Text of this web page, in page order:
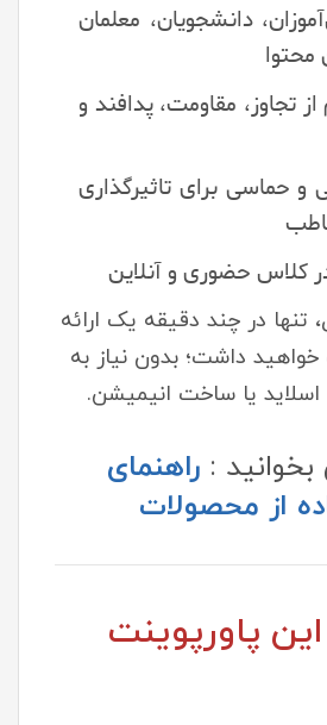
دانشجویان، معلمان
محتوا
تجاوز، مقاومت، پدافند و
حماسی برای تاثیرگذاری
کلاس حضوری و آنلاین
تنها در چند دقیقه یک ارائه
خواهید داشت؛ بدون نیاز به
یا ساخت انیمیشن.
: راهنمای
از محصولات
پاورپوینت